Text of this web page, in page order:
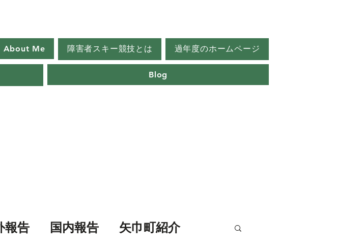
About Me 障害者スキー競技とは 過年度のホームページ
Blog
報告 国内報告 矢巾町紹介